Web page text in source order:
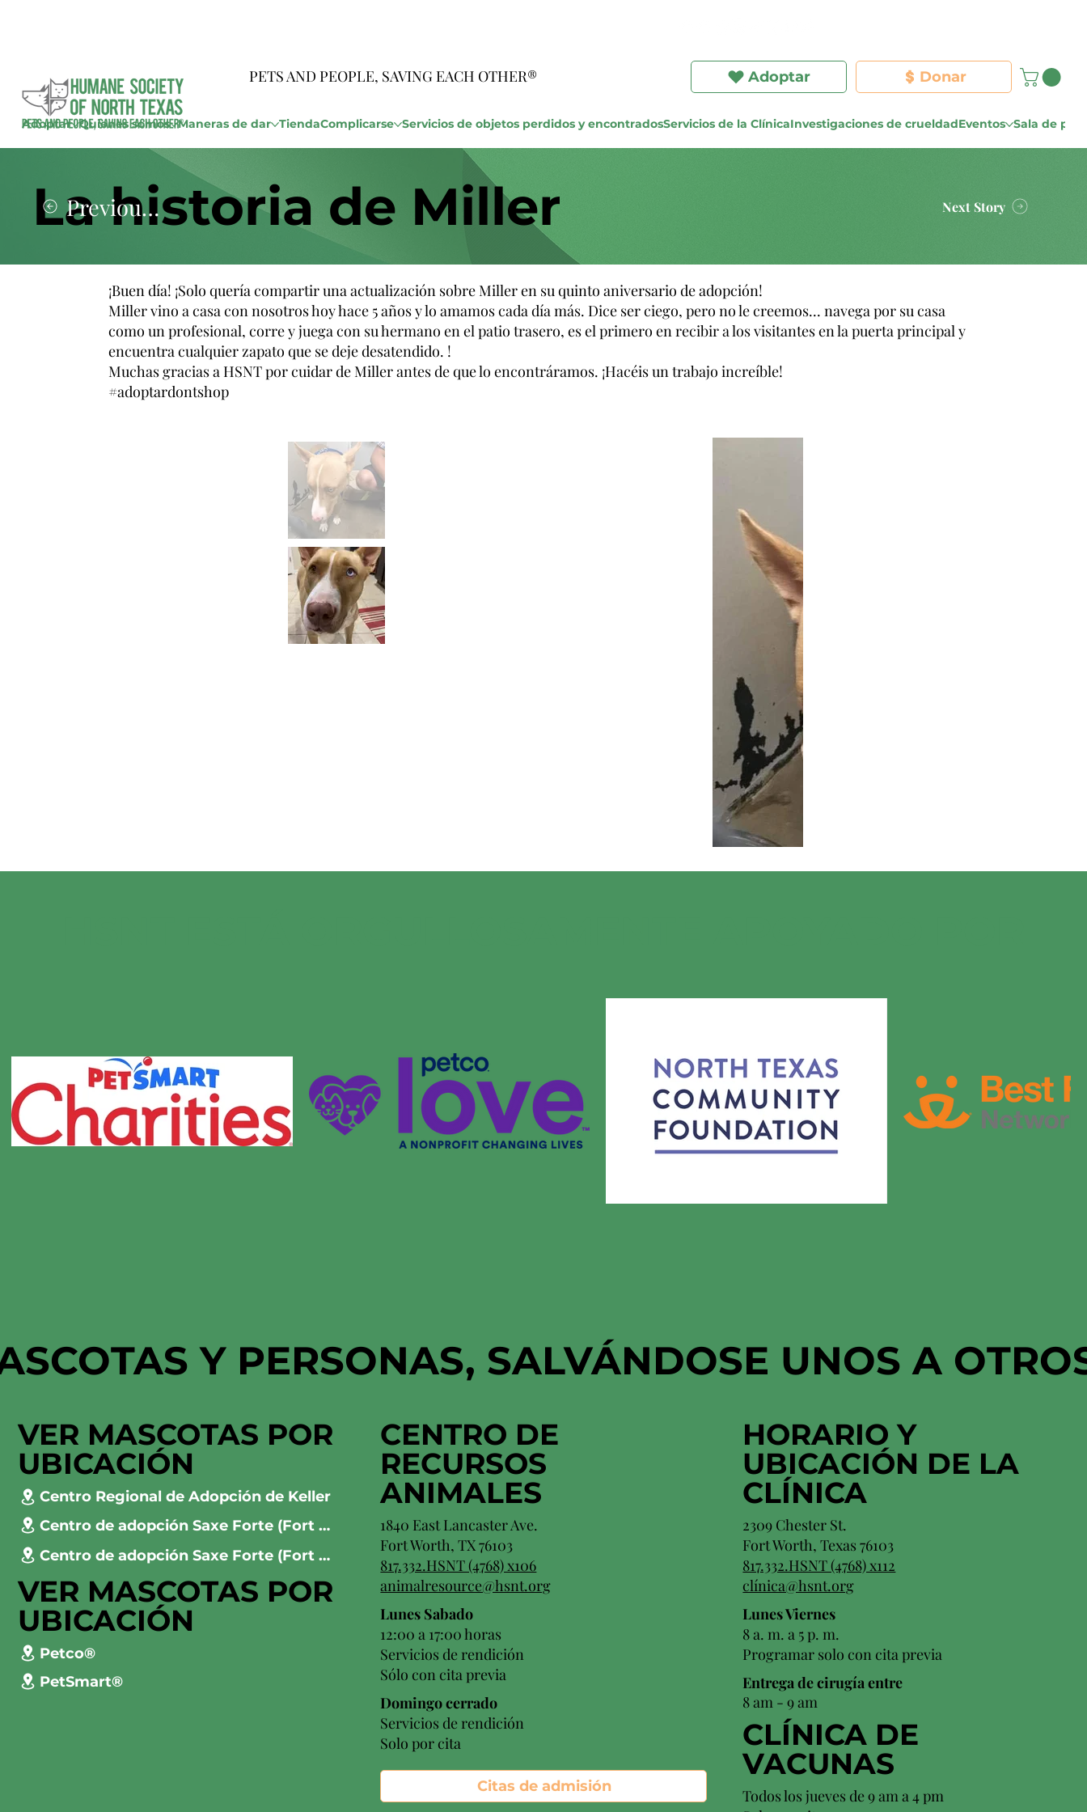
PETS AND PEOPLE, SAVING EACH OTHER® Adoptar Donar
Adoptar Quienes somos Maneras de dar TiendaComplicarse Servicios de objetos perdidos y encontradosServicios de la ClínicaInvestigaciones de crueldadEventos Sala de
La historia de Miller Next Story
Previous Story
¡Buen día! ¡Solo quería compartir una actualización sobre Miller en su quinto aniversario de adopción!
Miller vino a casa con nosotros hoy hace 5 años y lo amamos cada día más. Dice ser ciego, pero no le creemos... navega por su casa
como un profesional, corre y juega con su hermano en el patio trasero, es el primero en recibir a los visitantes en la puerta principal y
encuentra cualquier zapato que se deje desatendido. !
Muchas gracias a HSNT por cuidar de Miller antes de que lo encontráramos. ¡Hacéis un trabajo increíble!
#adoptardontshop
Y PERSONAS, SALVÁNDOSE UNOS A
VER MASCOTAS POR
UBICACIÓN
Centro Regional de Adopción de Keller
Centro de adopción Saxe Forte (Fort Worth)
Centro de adopción Saxe Forte (Fort Worth)
VER MASCOTAS POR
UBICACIÓN
Petco®
PetSmart®
CENTRO DE
RECURSOS
ANIMALES
1840 East Lancaster Ave.
Fort Worth, TX 76103
817.332.HSNT (4768) x106
animalresource@hsnt.org
Lunes Sabado
12:00 a 17:00 horas
Servicios de rendición
Sólo con cita previa
Domingo cerrado
Servicios de rendición
Solo por cita
Citas de admisión
HORARIO Y
UBICACIÓN DE LA
CLÍNICA
2309 Chester St.
Fort Worth, Texas 76103
817.332.HSNT (4768) x112
clínica@hsnt.org
Lunes Viernes
8 a. m. a 5 p. m.
Programar solo con cita previa
Entrega de cirugía entre
8 am - 9 am
CLÍNICA DE
VACUNAS
Todos los jueves de 9 am a 4 pm